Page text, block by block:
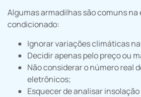
Algumas armadilhas são comuns na
condicionado:
Ignorar variações climáticas
Decidir apenas pelo preço ou
Não considerar o número real
eletrônicos;
Esquecer de analisar